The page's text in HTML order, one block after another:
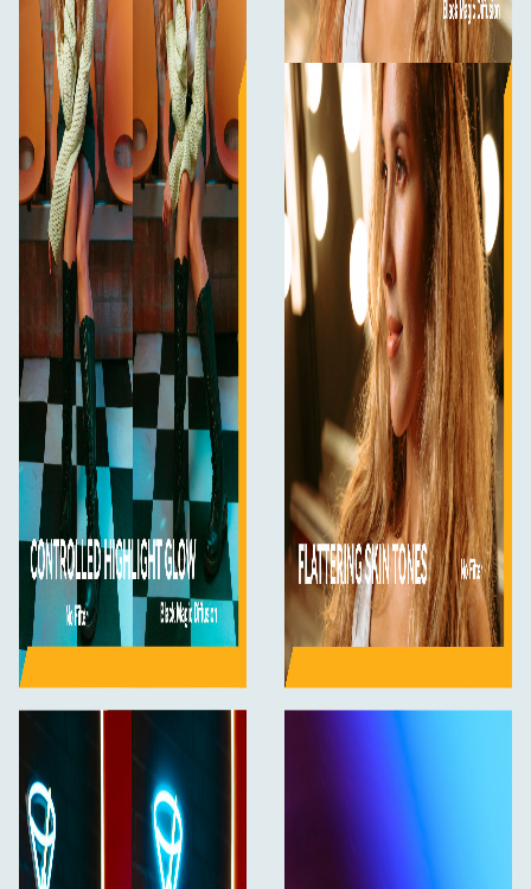
Udviklet til filmfotografer og filmhold
NiSi Black Magic Diffusion 4×5,65” filteret er udviklet
efter filmstandarder og tilbyder den holdbarhed,
præcision og pålidelighed, der kræves på professionelle
filmoptagelser. Dets matte box-format muliggør hurtige
filterudskiftninger, hvilket sikrer, at filmholdet hurtigt kan
tilpasse sig skiftende forhold uden at forsinke
produktionen. Fås i flere styrker (1/8, 1/4, 1/2 og 1),
hvilket giver filmfotografer fuldstændig kreativ kontrol
over det anvendte diffusionsniveau.
Black Magic Diffusion vs. Black Mist
Selvom begge filtre skaber en filmisk blødhed, er
deres effekter forskellige. B
lack Mist-filtre skaber
en blødere, mere mærkbar glød i højlysene, hvilket
ofte reducerer kontrasten mere markant, samtidig
med at der bevares lidt flere detaljer i hudteksturen.
I modsætning hertil leverer Black Magic Diffusion-
filtre en renere udbredelse med skarpere kanter, en
blødere gengivelse af huden og en finere
overordnet tekstur, hvilket gør dem ideelle, når du
ønsker et poleret look uden overdreven “tåge.”
Black Mist giver en mere drømmende atmosfære
med lavere kontrast, mens Black Magic Diffusion
Hvorfor vælge NiSi Black Magic Diffusion 4×5,65”
For filmskabere handler det at opnå et filmisk look
om mere end blot blødhed – det handler om
balance. NiSi Black Magic Diffusion 4×5,65” filteret